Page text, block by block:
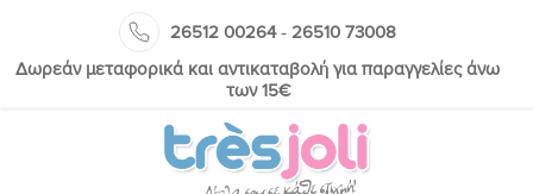
26512 00264- 26510 73008
Δωρεάν μεταφορικά και αντικαταβολή για παραγγελίες άνω
των 15€